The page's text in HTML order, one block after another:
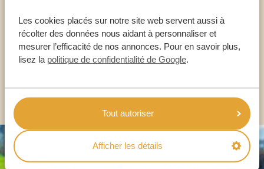
Les cookies placés sur notre site web servent aussi à
récolter des données nous aidant à personnaliser et
mesurer l’efficacité de nos annonces. Pour en savoir plus,
lisez la politique de confidentialité de Google.
Tout autoriser
Afficher les détails
+33 2 57 88 00 88
AUTRES PAYS